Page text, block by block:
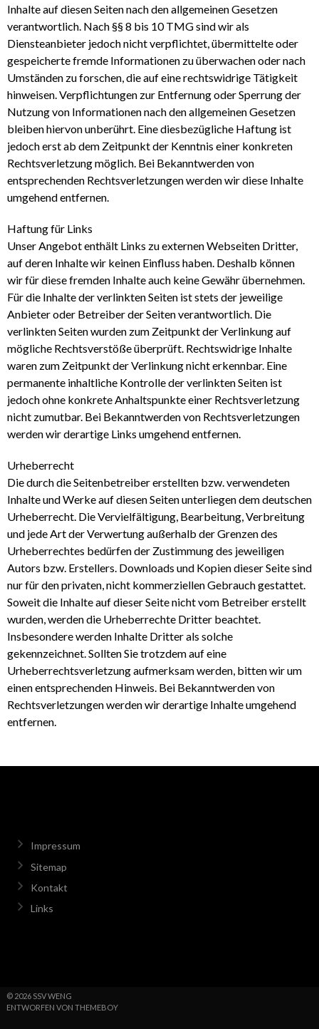
Inhalte auf diesen Seiten nach den allgemeinen Gesetzen
verantwortlich. Nach §§ 8 bis 10 TMG sind wir als
Diensteanbieter jedoch nicht verpflichtet, übermittelte oder
gespeicherte fremde Informationen zu überwachen oder nach
Umständen zu forschen, die auf eine rechtswidrige Tätigkeit
hinweisen. Verpflichtungen zur Entfernung oder Sperrung der
Nutzung von Informationen nach den allgemeinen Gesetzen
bleiben hiervon unberührt. Eine diesbezügliche Haftung ist
jedoch erst ab dem Zeitpunkt der Kenntnis einer konkreten
Rechtsverletzung möglich. Bei Bekanntwerden von
entsprechenden Rechtsverletzungen werden wir diese Inhalte
umgehend entfernen.
Haftung für Links
Unser Angebot enthält Links zu externen Webseiten Dritter,
auf deren Inhalte wir keinen Einfluss haben. Deshalb können
wir für diese fremden Inhalte auch keine Gewähr übernehmen.
Für die Inhalte der verlinkten Seiten ist stets der jeweilige
Anbieter oder Betreiber der Seiten verantwortlich. Die
verlinkten Seiten wurden zum Zeitpunkt der Verlinkung auf
mögliche Rechtsverstöße überprüft. Rechtswidrige Inhalte
waren zum Zeitpunkt der Verlinkung nicht erkennbar. Eine
permanente inhaltliche Kontrolle der verlinkten Seiten ist
jedoch ohne konkrete Anhaltspunkte einer Rechtsverletzung
nicht zumutbar. Bei Bekanntwerden von Rechtsverletzungen
werden wir derartige Links umgehend entfernen.
Urheberrecht
Die durch die Seitenbetreiber erstellten bzw. verwendeten
Inhalte und Werke auf diesen Seiten unterliegen dem deutschen
Urheberrecht. Die Vervielfältigung, Bearbeitung, Verbreitung
und jede Art der Verwertung außerhalb der Grenzen des
Urheberrechtes bedürfen der Zustimmung des jeweiligen
Autors bzw. Erstellers. Downloads und Kopien dieser Seite sind
nur für den privaten, nicht kommerziellen Gebrauch gestattet.
Soweit die Inhalte auf dieser Seite nicht vom Betreiber erstellt
wurden, werden die Urheberrechte Dritter beachtet.
Insbesondere werden Inhalte Dritter als solche
gekennzeichnet. Sollten Sie trotzdem auf eine
Urheberrechtsverletzung aufmerksam werden, bitten wir um
einen entsprechenden Hinweis. Bei Bekanntwerden von
Rechtsverletzungen werden wir derartige Inhalte umgehend
entfernen.
Impressum
Sitemap
Kontakt
Links
© 2026 SSV WENG
ENTWORFEN VON THEMEBOY